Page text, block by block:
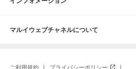
マルイウェブチャネルについて
ご利用規約 プライバシーポリシー